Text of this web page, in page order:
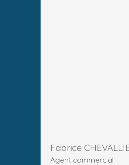
Fabrice
Agent commercial